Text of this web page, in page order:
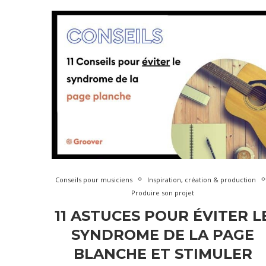
Conseils pour musiciens
Inspiration, création & production
Produire son projet
11 ASTUCES POUR ÉVITER
SYNDROME DE LA PAGE
BLANCHE ET STIMULER